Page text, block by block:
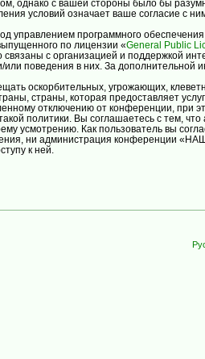
однако с вашей стороны было бы
условий означает ваше согласие с
управлением программного
по лицензии «General Public
связаны с организацией и поддержкой
или поведения в них. За
оскорбительных, угрожающих,
страны, которая предоставляет
отключению от конференции, при
политики. Вы соглашаетесь с тем,
усмотрению. Как пользователь вы
ни администрация конференции
к ней.